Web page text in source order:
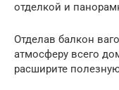
отделкой и
Отделав балкон
атмосферу всего
расширите